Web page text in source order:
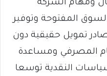
ومهام الشركة
المفتوحة وتوفير
تمويل حقيقية دون
المصرفي ومساعدة
النقدية توسعا